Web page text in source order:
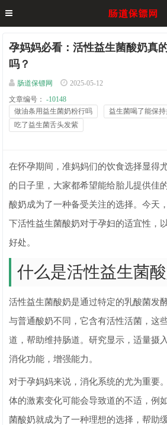
孕妈妈必看：活性益生菌酸奶真
吗？
肠道保镖网
2025-05-12
文章编号：
-10148
做油条用益生菌奶粉行吗
益生菌喝了能保持
吃了益生菌舌头发紫
在怀孕期间，准妈妈们的饮食选择显得
的日子里，大家都希望能给胎儿提供佳
酸奶成为了一种备受关注的选择。今天
下活性益生菌酸奶对于孕妇的适宜性，
好处。
什么是活性益生菌酸
活性益生菌酸奶是通过特定的乳酸菌发
与普通酸奶不同，它含有活性活菌，这
道，帮助维持肠道。研究显示，适量摄
消化功能，增强能力。
对于孕妈妈来说，消化系统的尤为重要
体的激素变化可能会导致道的不适，例
菌酸奶就成为了一种理想的选择，帮助